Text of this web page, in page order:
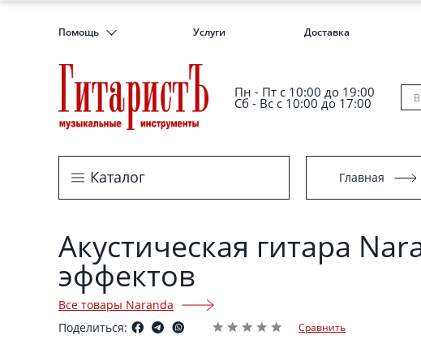
Помощь Услуги Доставка
Пн - Пт c 10:00 до 19:00
Сб - Вс с 10:00 до 17:00
Каталог Главная
Акустическая гитара
эффектов
Все товары Naranda
Поделиться:
Сравнить